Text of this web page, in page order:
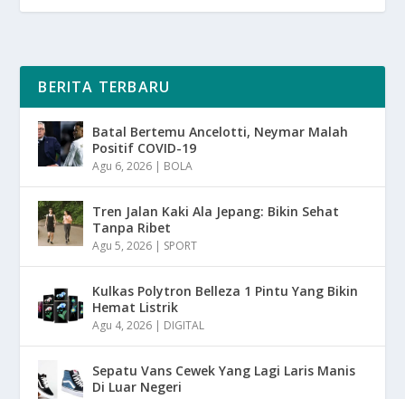
BERITA TERBARU
Batal Bertemu Ancelotti, Neymar Malah
Positif COVID-19
Agu 6, 2026 | BOLA
Tren Jalan Kaki Ala Jepang: Bikin Sehat
Tanpa Ribet
Agu 5, 2026 | SPORT
Kulkas Polytron Belleza 1 Pintu Yang Bikin
Hemat Listrik
Agu 4, 2026 | DIGITAL
Sepatu Vans Cewek Yang Lagi Laris Manis
Di Luar Negeri